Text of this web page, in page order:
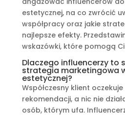
estetycznej, na co zwrócić
współpracy oraz jakie
najlepsze efekty.
wskazówki, które pomogą
Dlaczego influencerzy to
strategia marketingowa
estetycznej?
Współczesny klient
rekomendacji, a nic nie
osób, którym ufa.